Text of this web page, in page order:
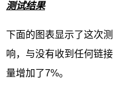
测试结果
下面的图表显示了这次
响，与没有收到任何链
量增加了7%。